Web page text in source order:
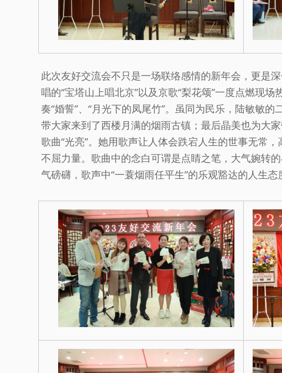
此次友好交流会不只是一场联络感情的新年会，更是
唱的“宝塔山上唱北京”以及京歌“梨花颂”一度点燃现
奏“婚誓”、“月光下的凤尾竹”。虽同为民乐，陆敏敏的
带大家来到了西楼月满的烟雨古镇；最后晶美也为大
歌曲“光亮”。她用歌声让人体会跌宕人生的世事无常
不屈力量。歌曲中的念白可谓是点睛之笔，大气婉转
气磅礴，歌声中“一蓑烟雨任平生”的乐观豁达的人生态